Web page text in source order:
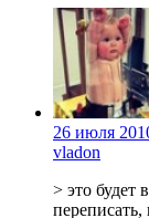
26 июля
vladon
> это будет
переписать,